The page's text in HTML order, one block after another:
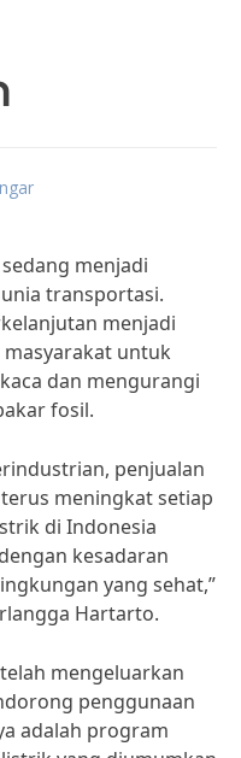
menjadi
transportasi.
menjadi
untuk
dan mengurangi
fosil.
penjualan
meningkat setiap
di Indonesia
kesadaran
yang sehat,”
Hartarto.
mengeluarkan
penggunaan
adalah program